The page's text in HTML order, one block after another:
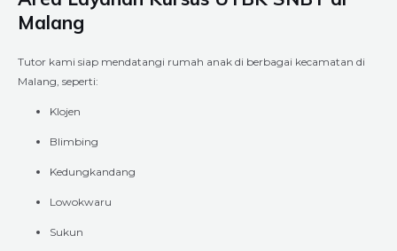
Malang
Tutor kami siap mendatangi rumah anak di berbagai kecamatan di
Malang, seperti:
Klojen
Blimbing
Kedungkandang
Lowokwaru
Sukun